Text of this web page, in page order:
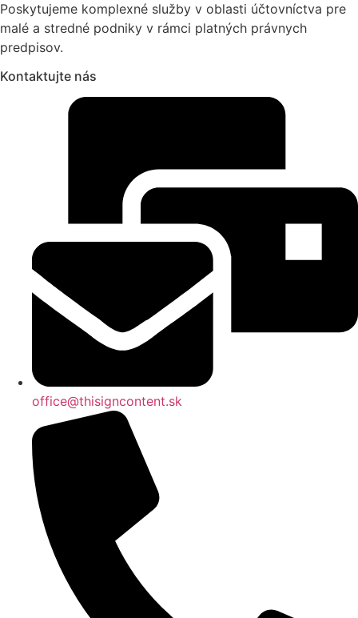
Poskytujeme komplexné služby v oblasti účtovníctva pre
malé a stredné podniky v rámci platných právnych
predpisov.
Kontaktujte nás
office@thisigncontent.sk